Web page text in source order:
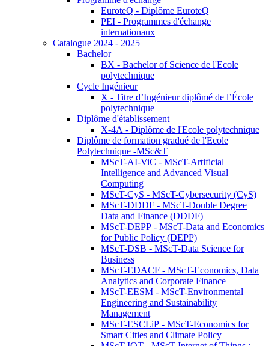
EuroteQ - Diplôme EuroteQ
PEI - Programmes d'échange
internationaux
Catalogue 2024 - 2025
Bachelor
BX - Bachelor of Science de l'Ecole
polytechnique
Cycle Ingénieur
X - Titre d’Ingénieur diplômé de l’École
polytechnique
Diplôme d'établissement
X-4A - Diplôme de l'Ecole polytechnique
Diplôme de formation gradué de l'Ecole
Polytechnique -MSc&T
MScT-AI-ViC - MScT-Artificial
Intelligence and Advanced Visual
Computing
MScT-CyS - MScT-Cybersecurity (CyS)
MScT-DDDF - MScT-Double Degree
Data and Finance (DDDF)
MScT-DEPP - MScT-Data and Economics
for Public Policy (DEPP)
MScT-DSB - MScT-Data Science for
Business
MScT-EDACF - MScT-Economics, Data
Analytics and Corporate Finance
MScT-EESM - MScT-Environmental
Engineering and Sustainability
Management
MScT-ESCLiP - MScT-Economics for
Smart Cities and Climate Policy